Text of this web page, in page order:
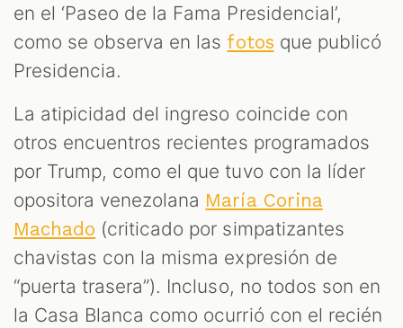
en el ‘Paseo de la Fama Presidencial’,
como se observa en las fotos que publicó
Presidencia.
La atipicidad del ingreso coincide con
otros encuentros recientes programados
por Trump, como el que tuvo con la líder
opositora venezolana María Corina
Machado (criticado por simpatizantes
chavistas con la misma expresión de
“puerta trasera”). Incluso, no todos son en
la Casa Blanca como ocurrió con el recién